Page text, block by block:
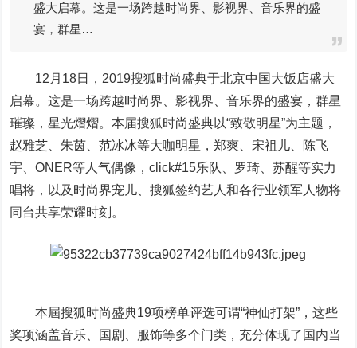
盛大启幕。这是一场跨越时尚界、影视界、音乐界的盛
宴，群星…
12月18日，2019搜狐时尚盛典于北京中国大饭店盛大
启幕。这是一场跨越时尚界、影视界、音乐界的盛宴，群星
璀璨，星光熠熠。本届搜狐时尚盛典以“致敬明星”为主题，
赵雅芝、朱茵、范冰冰等大咖明星，郑爽、宋祖儿、陈飞
宇、ONER等人气偶像，click#15乐队、罗琦、苏醒等实力
唱将，以及时尚界宠儿、搜狐签约艺人和各行业领军人物将
同台共享荣耀时刻。
本屆搜狐时尚盛典19项榜单评选可谓“神仙打架”，这些
奖项涵盖音乐、国剧、服饰等多个门类，充分体现了国内当